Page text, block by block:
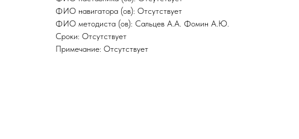
ФИО навигатора (ов): Отсутствует
ФИО методиста (ов): Сальцев А.А. Фомин А.Ю.
Сроки: Отсутствует
Примечание: Отсутствует